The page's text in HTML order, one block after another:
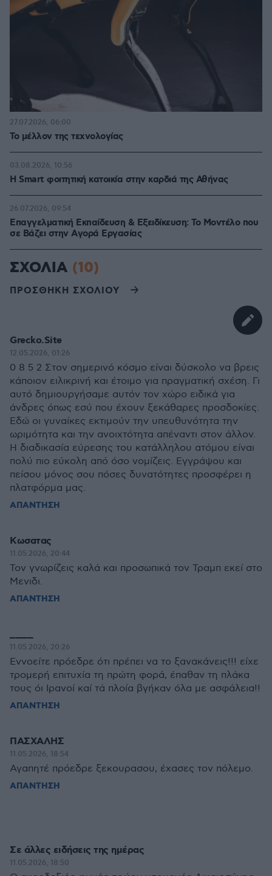
Το μέλλον της τεχνολογίας
27.07.2026, 06:00
Η Smart φοιτητική κατοικία στην καρδιά της Αθήνας
03.08.2026, 10:56
Επαγγελματική Εκπαίδευση & Εξειδίκευση: Το Mοντέλο που
σε Bάζει στην Aγορά Eργασίας
26.07.2026, 09:54
ΣΧΟΛΙΑ (10)
ΠΡΟΣΘΗΚΗ ΣΧΟΛΙΟΥ
Grecko.Site
12.05.2026, 01:26
0 8 5 2 Στον σημερινό κόσμο είναι δύσκολο να βρεις
κάποιον ειλικρινή και έτοιμο για πραγματική σχέση. Γι
αυτό δημιουργήσαμε αυτόν τον χώρο ειδικά για
άνδρες όπως εσύ που έχουν ξεκάθαρες προσδοκίες.
Εδώ οι γυναίκες εκτιμούν την υπευθυνότητα την
ωριμότητα και την ανοιχτότητα απέναντι στον άλλον.
Η διαδικασία εύρεσης του κατάλληλου ατόμου είναι
πολύ πιο εύκολη από όσο νομίζεις. Εγγράψου και
πείσου μόνος σου πόσες δυνατότητες προσφέρει η
πλατφόρμα μας.
ΑΠΑΝΤΗΣΗ
Κωσατας
11.05.2026, 20:44
Τον γνωρίζεις καλά και προσωπικά τον Τραμπ εκεί στο
Μενιδι.
ΑΠΑΝΤΗΣΗ
____
11.05.2026, 20:26
Εννοείτε πρόεδρε ότι πρέπει να το ξανακάνεις!!! είχε
τρομερή επιτυχία τη πρώτη φορά, έπαθαν τη πλάκα
τους όι Ιρανοί καί τά πλοία βγήκαν όλα με ασφάλεια!!
ΑΠΑΝΤΗΣΗ
ΠΑΣΧΑΛΗΣ
11.05.2026, 18:54
Αγαπητέ πρόεδρε ξεκουρασου, έχασες τον πόλεμο.
ΑΠΑΝΤΗΣΗ
Σε άλλες ειδήσεις της ημέρας
11.05.2026, 18:50